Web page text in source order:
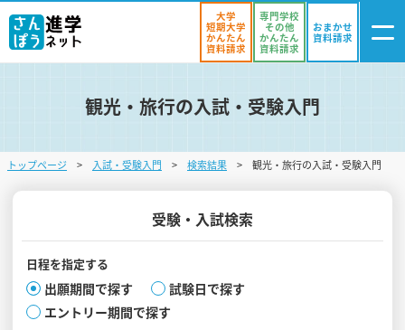
ログイン
・登録
気になる
学校を探す
オープンキャンパスを探す
入試・受験入門
大学
短期大学
かんたん
資料請求
専門学校
その他
かんたん
資料請求
おまかせ
資料請求
観光・旅行の入試・受験入門
トップページ 入試・受験入門 検索結果 観光・旅行の入試・受験入門
受験・入試検索
日程を指定する
出願期間で探す
試験日で探す
エントリー期間で探す